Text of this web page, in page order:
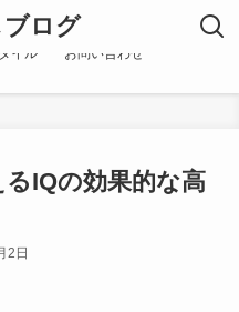
ログ
イル お問い合わせ
IQの効果的な高
2日